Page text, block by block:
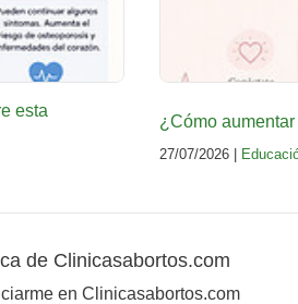
esta
¿Cómo
27/07/2026 |
de Clinicasabortos.com
en Clinicasabortos.com